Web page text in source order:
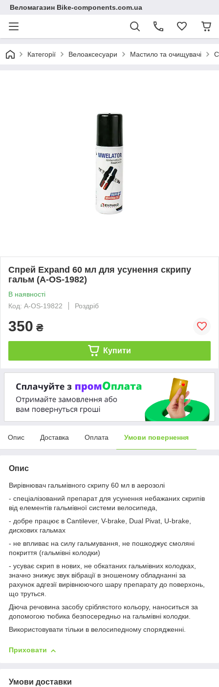
Веломагазин Bike-components.com.ua
Категорії Велоаксесуари Мастило та очищувачі
Спрей Expand 60 мл для усунення скрипу
гальм (A-OS-1982)
В наявності
Код: A-OS-19822
Роздріб
350 ₴
Купити
Опис Доставка Оплата Умови повернення
Опис
Вирівнювач гальмівного скрипу 60 мл в аерозолі
- спеціалізований препарат для усунення небажаних скрипів
від елементів гальмівної системи велосипеда,
- добре працює в Cantilever, V-brake, Dual Pivat, U-brake,
дискових гальмах
- не впливає на силу гальмування, не пошкоджує смоляні
покриття (гальмівні колодки)
- усуває скрип в нових, не обкатаних гальмівних колодках,
значно знижує звук вібрації в зношеному обладнанні за
рахунок адгезії вирівнюючого шару препарату до поверхонь,
що труться.
Діюча речовина засобу сріблястого кольору, наноситься за
допомогою тюбика безпосередньо на гальмівні колодки.
Використовувати тільки в велосипедному спорядженні.
Приховати
Умови доставки